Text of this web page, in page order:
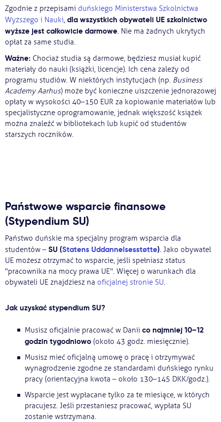
Zgodnie z przepisami duńskiego Ministerstwa Szkolnictwa
Wyższego i Nauki, dla wszystkich obywateli UE szkolnictwo
wyższe jest całkowicie darmowe. Nie ma żadnych ukrytych
opłat za same studia.
Ważne: Chociaż studia są darmowe, będziesz musiał kupić
materiały do nauki (książki, licencje). Ich cena zależy od
programu studiów. W niektórych instytucjach (np. Business
Academy Aarhus) może być konieczne uiszczenie jednorazowej
opłaty w wysokości 40–150 EUR za kopiowanie materiałów lub
specjalistyczne oprogramowanie, jednak większość książek
można znaleźć w bibliotekach lub kupić od studentów
starszych roczników.
Państwowe wsparcie finansowe
(Stypendium SU)
Państwo duńskie ma specjalny program wsparcia dla
studentów – SU (Statens Uddannelsesstøtte). Jako obywatel
UE możesz otrzymać to wsparcie, jeśli spełniasz status
"pracownika na mocy prawa UE". Więcej o warunkach dla
obywateli UE znajdziesz na oficjalnej stronie SU.
Jak uzyskać stypendium SU?
Musisz oficjalnie pracować w Danii co najmniej 10–12
godzin tygodniowo (około 43 godz. miesięcznie).
Musisz mieć oficjalną umowę o pracę i otrzymywać
wynagrodzenie zgodne ze standardami duńskiego rynku
pracy (orientacyjna kwota – około 130–145 DKK/godz.).
Wsparcie jest wypłacane tylko za te miesiące, w których
pracujesz. Jeśli przestaniesz pracować, wypłata SU
zostanie wstrzymana.